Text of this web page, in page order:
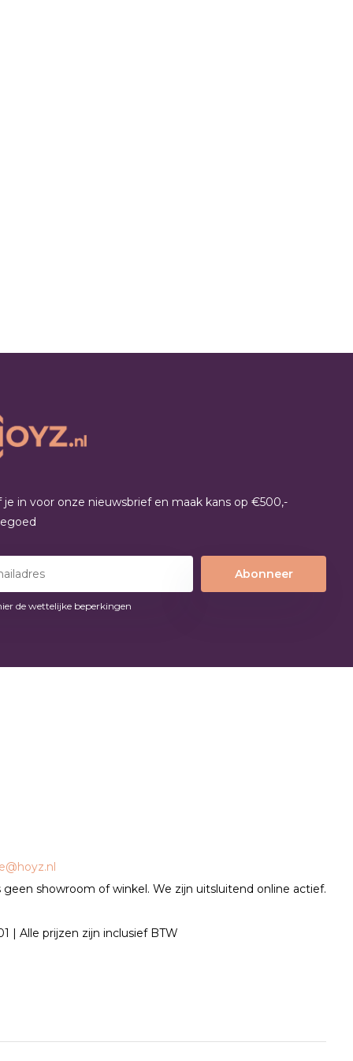
je in voor onze nieuwsbrief en maak kans op €500,-
Abonneer
de wettelijke beperkingen
geen showroom of winkel. We zijn uitsluitend online actief.
| Alle prijzen zijn inclusief BTW